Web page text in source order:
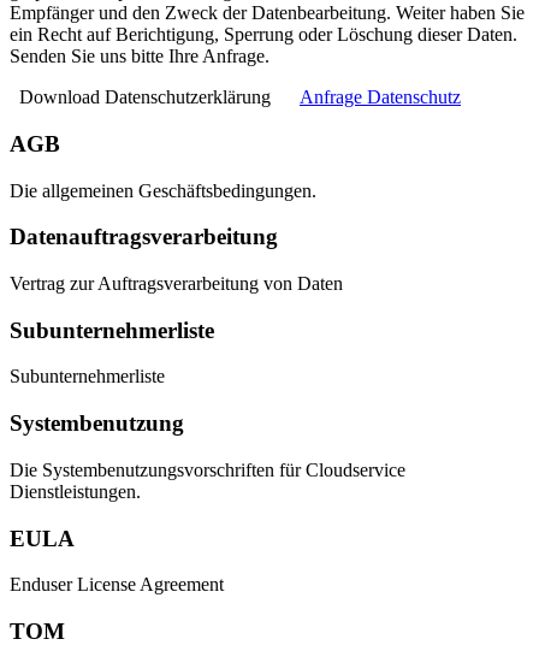
Empfänger und den Zweck der Datenbearbeitung. Weiter haben Sie
ein Recht auf Berichtigung, Sperrung oder Löschung dieser Daten.
Senden Sie uns bitte Ihre Anfrage.
Download Datenschutzerklärung Anfrage Datenschutz
AGB
Die allgemeinen Geschäftsbedingungen.
Datenauftragsverarbeitung
Vertrag zur Auftragsverarbeitung von Daten
Subunternehmerliste
Subunternehmerliste
Systembenutzung
Die Systembenutzungsvorschriften für Cloudservice
Dienstleistungen.
EULA
Enduser License Agreement
TOM